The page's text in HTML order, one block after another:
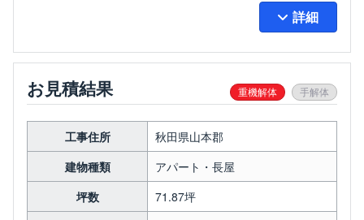
詳細
お見積結果 重機解体 手解体
工事住所
秋田県山本郡
建物種類
アパート・長屋
坪数
71.87坪